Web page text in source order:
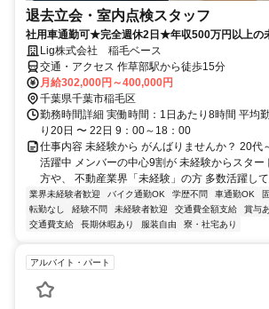
退去立会・室内点検スタッフ
社用車通勤可★完全週休2日★年収500万円以上の
Lig株式会社 稲毛ベース
交通・アクセス 作草部駅から徒歩15分
月給302,000円～400,000円
千葉県千葉市稲毛区
勤務時間詳細 実働時間：1日あたり8時間 平均
り20日 〜 22日 9：00～18：00
仕事内容 未経験から がんばりませんか？ 20代
活躍中 メンバーの中心9割が 未経験からスター
方や、 不動産業界「未経験」の方 多数活躍して
業界未経験者歓迎 バイク通勤OK 学歴不問 車通勤OK
転勤なし
経験不問 未経験者歓迎 交通費全額支給 賞与
交通費支給
長期休暇あり 服装自由 寮・社宅あり
アルバイト・パート